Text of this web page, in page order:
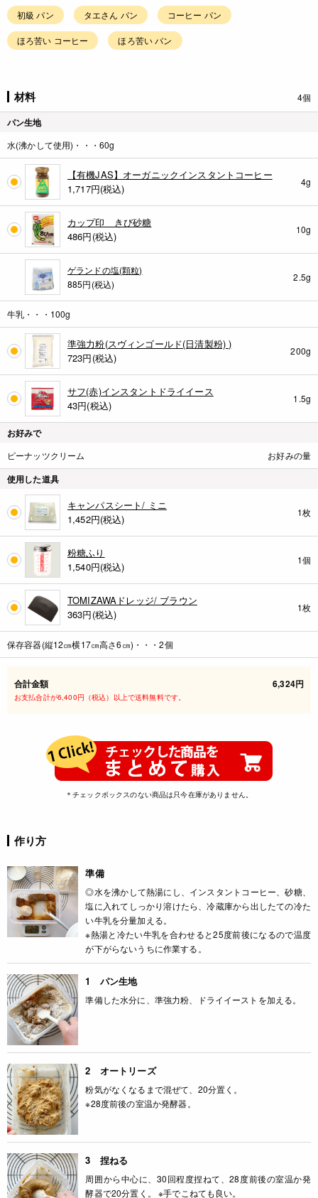
初級 パン タエさん パン コーヒー パン
ほろ苦い コーヒー ほろ苦い パン
材料 4個
パン生地
水(沸かして使用)・・・60g
【有機JAS】オーガニックインスタントコーヒー
1,717円(税込)
4g
カップ印 きび砂糖
486円(税込)
10g
ゲランドの塩(顆粒)
885円(税込)
2.5g
牛乳・・・100g
準強力粉(スヴィンゴールド(日清製粉) )
723円(税込)
200g
サフ(赤)インスタントドライイース
43円(税込)
1.5g
お好みで
ピーナッツクリーム お好みの量
使用した道具
キャンパスシート/ ミニ
1,452円(税込)
1枚
粉糖ふり
1,540円(税込)
1個
TOMIZAWAドレッジ/ ブラウン
363円(税込)
1枚
保存容器(縦12㎝横17㎝高さ6㎝)・・・2個
合計金額 6,324円
お支払合計が6,400円（税込）以上で送料無料です。
＊チェックボックスのない商品は只今在庫がありません。
作り方
準備
◎水を沸かして熱湯にし、インスタントコーヒー、砂糖、
塩に入れてしっかり溶けたら、冷蔵庫から出したての冷た
い牛乳を分量加える。
※熱湯と冷たい牛乳を合わせると25度前後になるので温度
が下がらないうちに作業する。
1 パン生地
準備した水分に、準強力粉、ドライイーストを加える。
2 オートリーズ
粉気がなくなるまで混ぜて、20分置く。
※28度前後の室温か発酵器。
3 捏ねる
周囲から中心に、30回程度捏ねて、28度前後の室温か発
酵器で20分置く。 ※手でこねても良い。